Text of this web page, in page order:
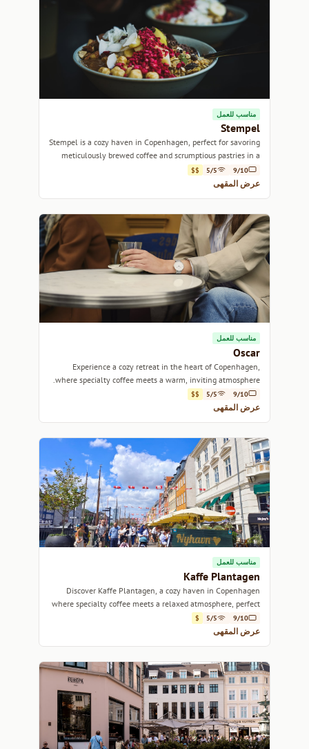
مناسب للعمل
Stempel
Stempel is a cozy haven in Copenhagen, perfect for savoring
meticulously brewed coffee and scrumptious pastries in a
relaxed atmosphere.
9/10
5/5
$$
عرض المقهى
مناسب للعمل
Oscar
Experience a cozy retreat in the heart of Copenhagen,
where specialty coffee meets a warm, inviting atmosphere.
9/10
5/5
$$
عرض المقهى
مناسب للعمل
Kaffe Plantagen
Discover Kaffe Plantagen, a cozy haven in Copenhagen
where specialty coffee meets a relaxed atmosphere, perfect
for work or leisure.
9/10
5/5
$
عرض المقهى